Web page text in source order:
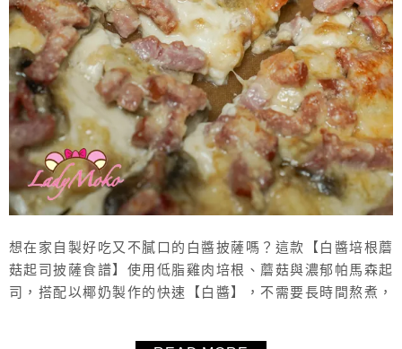
想在家自製好吃又不膩口的白醬披薩嗎？這款【白醬培根蘑
菇起司披薩食譜】使用低脂雞肉培根、蘑菇與濃郁帕馬森起
司，搭配以椰奶製作的快速【白醬】，不需要長時間熬煮，